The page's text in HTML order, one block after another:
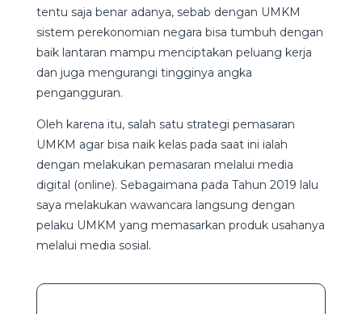
tentu saja benar adanya, sebab dengan UMKM
sistem perekonomian negara bisa tumbuh dengan
baik lantaran mampu menciptakan peluang kerja
dan juga mengurangi tingginya angka
pengangguran.
Oleh karena itu, salah satu strategi pemasaran
UMKM agar bisa naik kelas pada saat ini ialah
dengan melakukan pemasaran melalui media
digital (online). Sebagaimana pada Tahun 2019 lalu
saya melakukan wawancara langsung dengan
pelaku UMKM yang memasarkan produk usahanya
melalui media sosial.